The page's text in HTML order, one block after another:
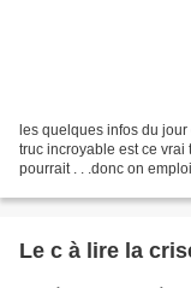
les quelques infos du jour
truc incroyable est ce vrai
pourrait . . .donc on
Le c à lire la